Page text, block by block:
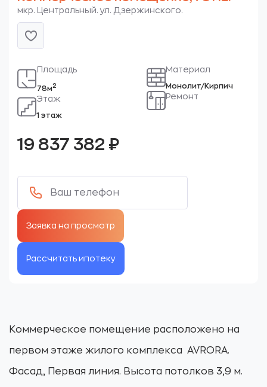
мкр. Центральный. ул. Дзержинского.
Площадь
78м2
Этаж
1 этаж
Материал
Монолит/Кирпич
Ремонт
19 837 382 ₽
Рассчитать ипотеку
Коммерческое помещение расположено на
первом этаже жилого комплекса AVRORA.
Фасад, Первая линия. Высота потолков 3,9 м.